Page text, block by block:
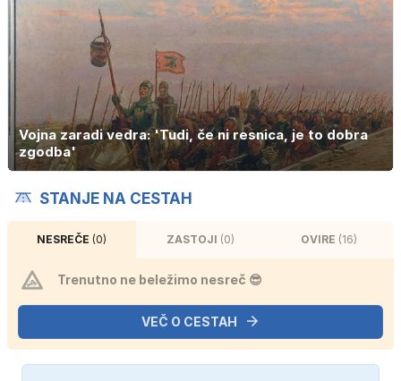
Vojna zaradi vedra: 'Tudi, če ni resnica, je to dobra
zgodba'
STANJE NA CESTAH
NESREČE (0) ZASTOJI (0) OVIRE (16)
Trenutno ne beležimo nesreč 😎
VEČ O CESTAH